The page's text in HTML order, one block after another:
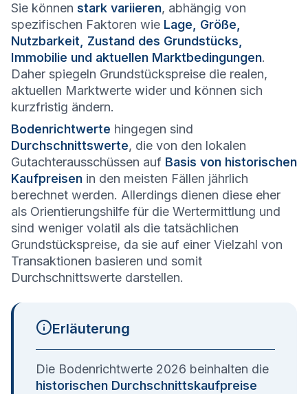
Sie können stark variieren, abhängig von
spezifischen Faktoren wie Lage, Größe,
Nutzbarkeit, Zustand des Grundstücks,
Immobilie und aktuellen Marktbedingungen.
Daher spiegeln Grundstückspreise die realen,
aktuellen Marktwerte wider und können sich
kurzfristig ändern.
Bodenrichtwerte hingegen sind
Durchschnittswerte, die von den lokalen
Gutachterausschüssen auf Basis von historischen
Kaufpreisen in den meisten Fällen jährlich
berechnet werden. Allerdings dienen diese eher
als Orientierungshilfe für die Wertermittlung und
sind weniger volatil als die tatsächlichen
Grundstückspreise, da sie auf einer Vielzahl von
Transaktionen basieren und somit
Durchschnittswerte darstellen.
Erläuterung
Die Bodenrichtwerte 2026 beinhalten die
historischen Durchschnittskaufpreise